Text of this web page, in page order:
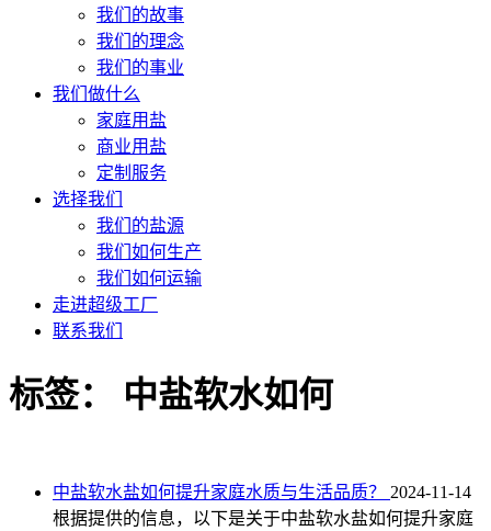
我们的故事
我们的理念
我们的事业
我们做什么
家庭用盐
商业用盐
定制服务
选择我们
我们的盐源
我们如何生产
我们如何运输
走进超级工厂
联系我们
标签： 中盐软水如何
中盐软水盐如何提升家庭水质与生活品质？
2024-11-14
根据提供的信息，以下是关于中盐软水盐如何提升家庭